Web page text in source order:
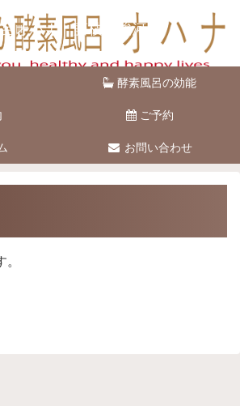
オハナ 藤枝市駿河台
酵素風呂の効能
ご予約
お問い合わせ